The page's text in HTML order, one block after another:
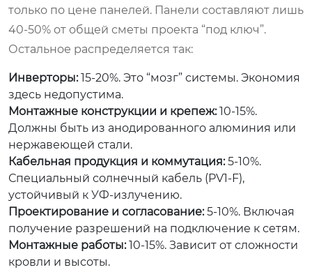
только по цене панелей. Панели составляют лишь
40-50% от общей сметы проекта “под ключ”.
Остальное распределяется так:
Инверторы:15-20%. Это “мозг” системы. Экономия
здесь недопустима.
Монтажные конструкции и крепеж:10-15%.
Должны быть из анодированного алюминия или
нержавеющей стали.
Кабельная продукция и коммутация:5-10%.
Специальный солнечный кабель (PV1-F),
устойчивый к УФ-излучению.
Проектирование и согласование:5-10%. Включая
получение разрешений на подключение к сетям.
Монтажные работы:10-15%. Зависит от сложности
кровли и высоты.